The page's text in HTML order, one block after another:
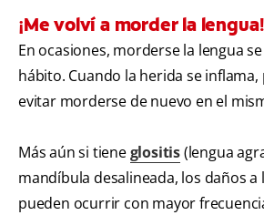
¡Me volví a morder la lengua!
En ocasiones, morderse la lengua
hábito. Cuando la herida se inflama,
evitar morderse de nuevo en el
Más aún si tieneglositis(lengua
mandíbula desalineada, los daños a
pueden ocurrir con mayor